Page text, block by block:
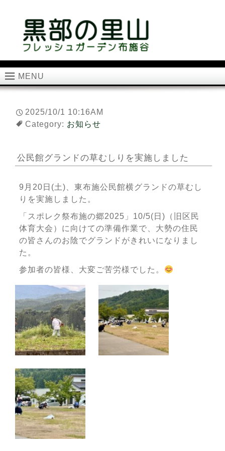
MENU
2025/10/1 10:16AM
Category: お知らせ
公民館グランドの草むしりを実施しました
9月20日(土)、東布施公民館横グランドの草むし
りを実施しました。
「スポレク祭布施の郷2025」10/5(日)（旧区民
体育大会）に向けての準備作業で、大勢の住民
の皆さんのお陰でグランドがきれいになりまし
た。
参加者の皆様、大変ご苦労様でした。